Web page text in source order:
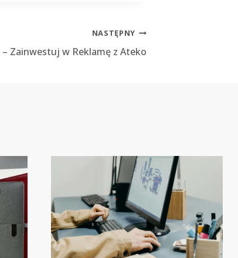
NASTĘPNY
Zainwestuj w Reklamę z Ateko